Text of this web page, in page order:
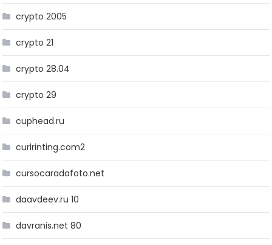
crypto 2005
crypto 21
crypto 28.04
crypto 29
cuphead.ru
curlrinting.com2
cursocaradafoto.net
daavdeev.ru 10
davranis.net 80